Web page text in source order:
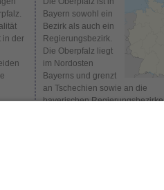
in der
Bayern sowohl ein
Bezirk als auch ein
Regierungsbezirk.
Die Oberpfalz liegt
im Nordosten
Bayerns und grenzt
an Tschechien sowie an die
bayerischen Regierungsbezirke